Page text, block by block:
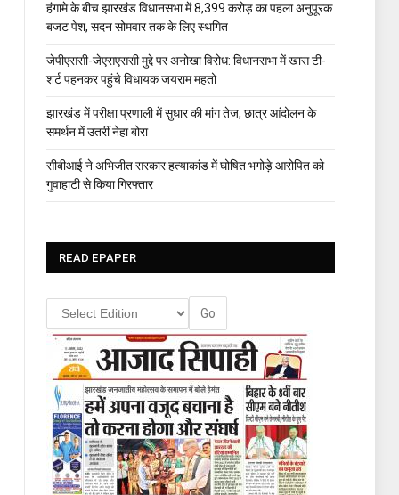
हंगामे के बीच झारखंड विधानसभा में 8,399 करोड़ का पहला अनुपूरक
बजट पेश, सदन सोमवार तक के लिए स्थगित
जेपीएससी-जेएसएससी मुद्दे पर अनोखा विरोध: विधानसभा में खास टी-
शर्ट पहनकर पहुंचे विधायक जयराम महतो
झारखंड में परीक्षा प्रणाली में सुधार की मांग तेज, छात्र आंदोलन के
समर्थन में उतरीं नेहा बोरा
सीबीआई ने अभिजीत सरकार हत्याकांड में घोषित भगोड़े आरोपित को
गुवाहाटी से किया गिरफ्तार
READ EPAPER